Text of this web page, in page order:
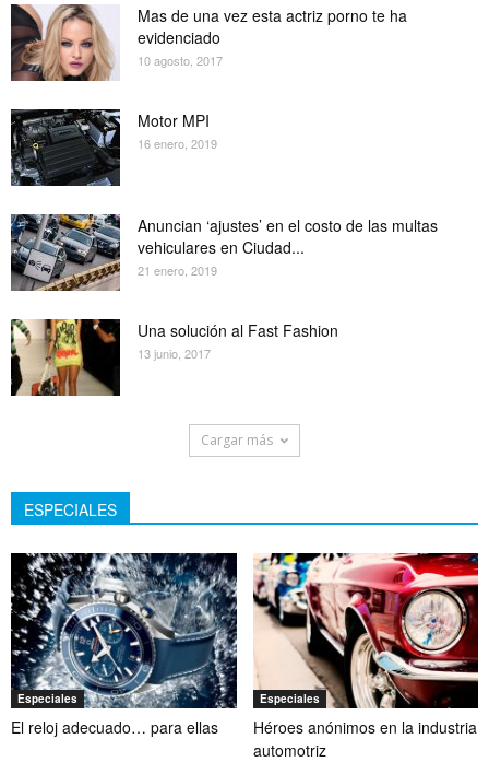
Mas de una vez esta actriz porno te ha
evidenciado
10 agosto, 2017
Motor MPI
16 enero, 2019
Anuncian ‘ajustes’ en el costo de las multas
vehiculares en Ciudad...
21 enero, 2019
Una solución al Fast Fashion
13 junio, 2017
Cargar más
ESPECIALES
Especiales
El reloj adecuado… para ellas
Especiales
Héroes anónimos en la industria
automotriz